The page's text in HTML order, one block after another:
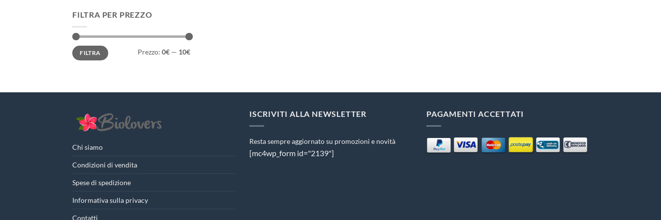
FILTRA PER PREZZO
Prezzo
Min
Prezzo
MaxFILTRA Prezzo: 0€ — 10€
Chi siamo
Condizioni di vendita
Spese di spedizione
Informativa sulla privacy
Contatti
ISCRIVITI ALLA NEWSLETTER
Resta sempre aggiornato su promozioni e novità
[mc4wp_form id="2139"]
PAGAMENTI ACCETTATI